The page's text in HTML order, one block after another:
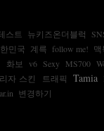
스트 뉴키즈온더블럭
민국 계륵 follow me! 맥
화보 v6 Sexy MS700
자 스킨 트래픽 Tamia
변경하기